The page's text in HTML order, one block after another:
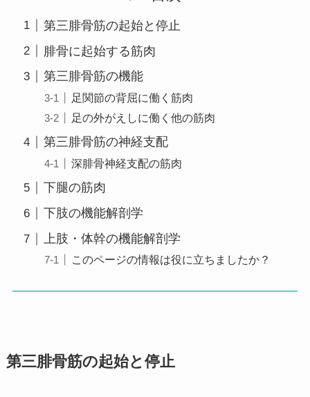
第三腓骨筋の起始と停止
腓骨に起始する筋肉
第三腓骨筋の機能
足関節の背屈に働く筋肉
足の外がえしに働く他の筋肉
第三腓骨筋の神経支配
深腓骨神経支配の筋肉
下腿の筋肉
下肢の機能解剖学
上肢・体幹の機能解剖学
このページの情報は役に立ちましたか？
第三腓骨筋の起始と停止